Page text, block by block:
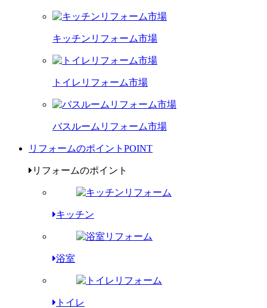
キッチンリフォーム市場
トイレリフォーム市場
バスルームリフォーム市場
リフォームのポイント POINT
リフォームのポイント
キッチン
浴室
トイレ